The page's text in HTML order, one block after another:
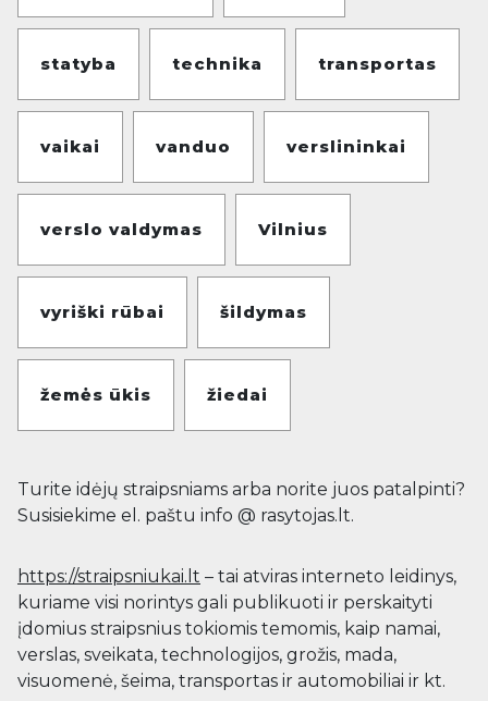
statyba technika transportas
vaikai vanduo verslininkai
verslo valdymas Vilnius
vyriški rūbai šildymas
žemės ūkis žiedai
Turite idėjų straipsniams arba norite juos patalpinti?
Susisiekime el. paštu info @ rasytojas.lt.
https://straipsniukai.lt – tai atviras interneto leidinys,
kuriame visi norintys gali publikuoti ir perskaityti
įdomius straipsnius tokiomis temomis, kaip namai,
verslas, sveikata, technologijos, grožis, mada,
visuomenė, šeima, transportas ir automobiliai ir kt.